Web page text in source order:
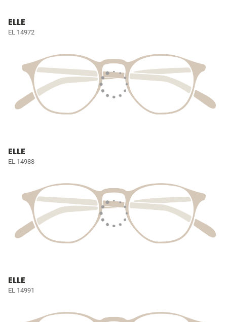
ELLE
EL 14972
ELLE
EL 14988
ELLE
EL 14991